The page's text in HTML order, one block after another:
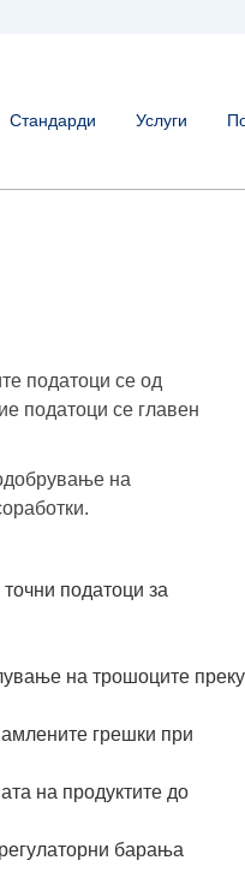
Стандарди Услуги
податоци се од
податоци се главен
на
точни податоци за
на трошоците преку
грешки при
на продуктите до
барања